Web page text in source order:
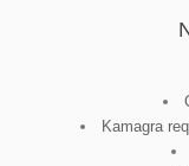
Kamagra